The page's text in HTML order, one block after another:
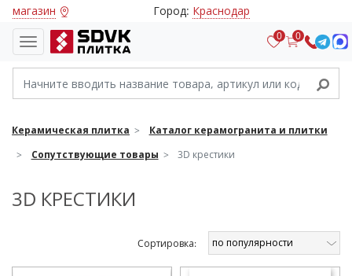
магазин Город: Краснодар
0 0
Керамическая плитка
Каталог керамогранита и плитки
Сопутствующие товары
3D крестики
3D КРЕСТИКИ
Cортировка: по популярности